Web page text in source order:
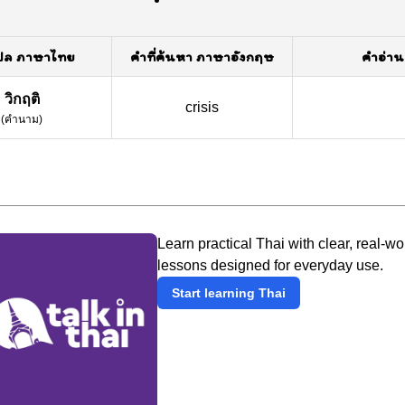
ภาษาไทย คำที่ค้นหา ภาษาอังกฤษ คำอ่าน
วิกฤติ
(คำนาม)
crisis
Learn practical Thai with clear, real-
lessons designed for everyday use.
Start learning Thai